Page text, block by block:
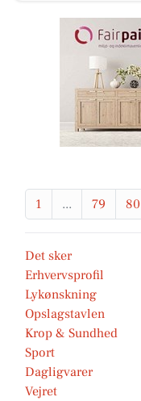
1 ... 79 80
Det sker
Erhvervsprofil
Lykønskning
Opslagstavlen
Krop & Sundhed
Sport
Dagligvarer
Vejret